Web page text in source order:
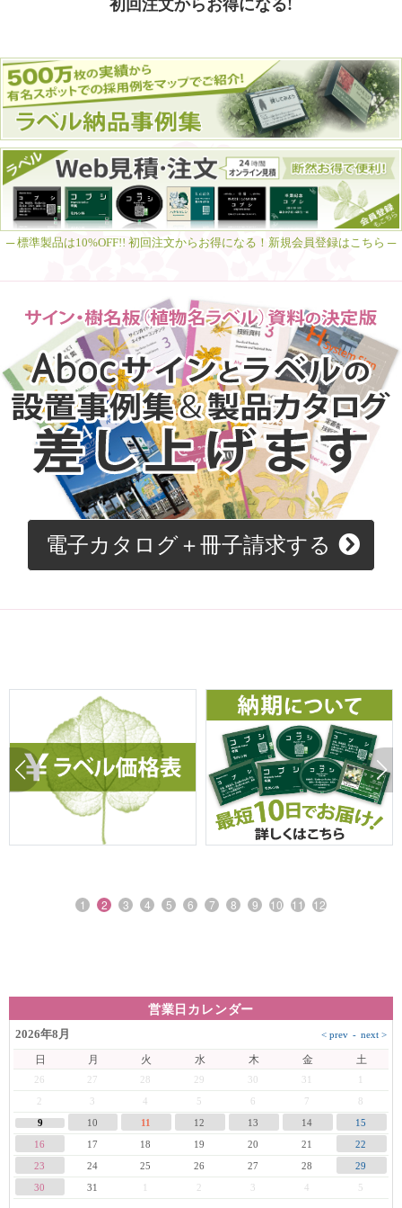
初回注文からお得になる!
─ 標準製品は10%OFF!! 初回注文からお得になる！新規会員登録はこちら ─
電子カタログ＋冊子請求する
1 2 3 4 5 6 7 8 9 10 11 12
営業日カレンダー
2026年8月
日 月 火 水 木 金 土
26 27 28 29 30 31
3 4 5 6 7
8
9
10 11 12 13 14
15
16
17 18 19 20 21
22
23
24 25 26 27 28
29
30
31 3 4 5